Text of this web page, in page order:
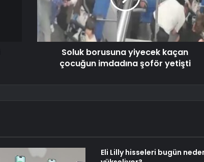
Soluk borusuna yiyecek kaçan
çocuğun imdadına şoför yetişti
Eli Lilly hisseleri bugün